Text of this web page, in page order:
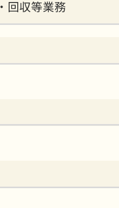
回収等業務